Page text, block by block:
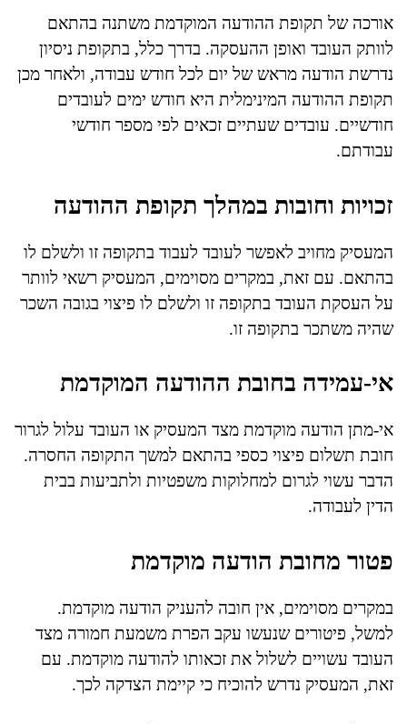
אורכה של תקופת ההודעה המוקדמת משתנה בהתאם
לוותק העובד ואופן ההעסקה. בדרך כלל, בתקופת ניסיון
נדרשת הודעה מראש של יום לכל חודש עבודה, ולאחר מכן
תקופת ההודעה המינימלית היא חודש ימים לעובדים
חודשיים. עובדים שעתיים זכאים לפי מספר חודשי
עבודתם.
זכויות וחובות במהלך תקופת ההודעה
המעסיק מחויב לאפשר לעובד לעבוד בתקופה זו ולשלם לו
בהתאם. עם זאת, במקרים מסוימים, המעסיק רשאי לוותר
על העסקת העובד בתקופה זו ולשלם לו פיצוי בגובה השכר
שהיה משתכר בתקופה זו.
אי-עמידה בחובת ההודעה המוקדמת
אי-מתן הודעה מוקדמת מצד המעסיק או העובד עלול לגרור
חובת תשלום פיצוי כספי בהתאם למשך התקופה החסרה.
הדבר עשוי לגרום למחלוקות משפטיות ולתביעות בבית
הדין לעבודה.
פטור מחובת הודעה מוקדמת
במקרים מסוימים, אין חובה להעניק הודעה מוקדמת.
למשל, פיטורים שנעשו עקב הפרת משמעת חמורה מצד
העובד עשויים לשלול את זכאותו להודעה מוקדמת. עם
זאת, המעסיק נדרש להוכיח כי קיימת הצדקה לכך.